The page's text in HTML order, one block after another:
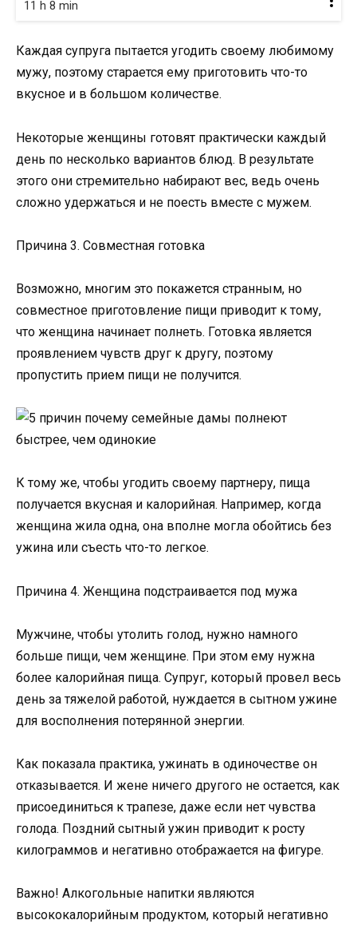
11 h 8 min
Каждая супруга пытается угодить своему любимому
мужу, поэтому старается ему приготовить что-то
вкусное и в большом количестве.
Некоторые женщины готовят практически каждый
день по несколько вариантов блюд. В результате
этого они стремительно набирают вес, ведь очень
сложно удержаться и не поесть вместе с мужем.
Причина 3. Совместная готовка
Возможно, многим это покажется странным, но
совместное приготовление пищи приводит к тому,
что женщина начинает полнеть. Готовка является
проявлением чувств друг к другу, поэтому
пропустить прием пищи не получится.
К тому же, чтобы угодить своему партнеру, пища
получается вкусная и калорийная. Например, когда
женщина жила одна, она вполне могла обойтись без
ужина или съесть что-то легкое.
Причина 4. Женщина подстраивается под мужа
Мужчине, чтобы утолить голод, нужно намного
больше пищи, чем женщине. При этом ему нужна
более калорийная пища. Супруг, который провел весь
день за тяжелой работой, нуждается в сытном ужине
для восполнения потерянной энергии.
Как показала практика, ужинать в одиночестве он
отказывается. И жене ничего другого не остается, как
присоединиться к трапезе, даже если нет чувства
голода. Поздний сытный ужин приводит к росту
килограммов и негативно отображается на фигуре.
Важно! Алкогольные напитки являются
высококалорийным продуктом, который негативно